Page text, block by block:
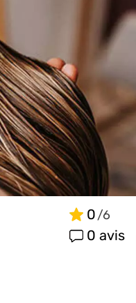
0
0 avis